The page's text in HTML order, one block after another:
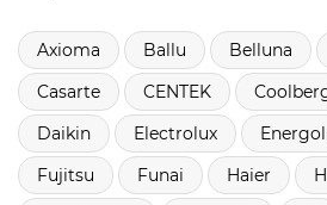
Axioma Ballu Belluna
Casarte
CENTEK
Daikin
Electrolux
Fujitsu
Funai Haier